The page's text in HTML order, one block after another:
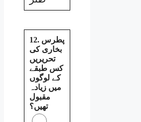
12. پطرس
بخاری کی
تحریریں
کس طبقے
کے لوگوں
میں زیادہ
مقبول
تھیں؟